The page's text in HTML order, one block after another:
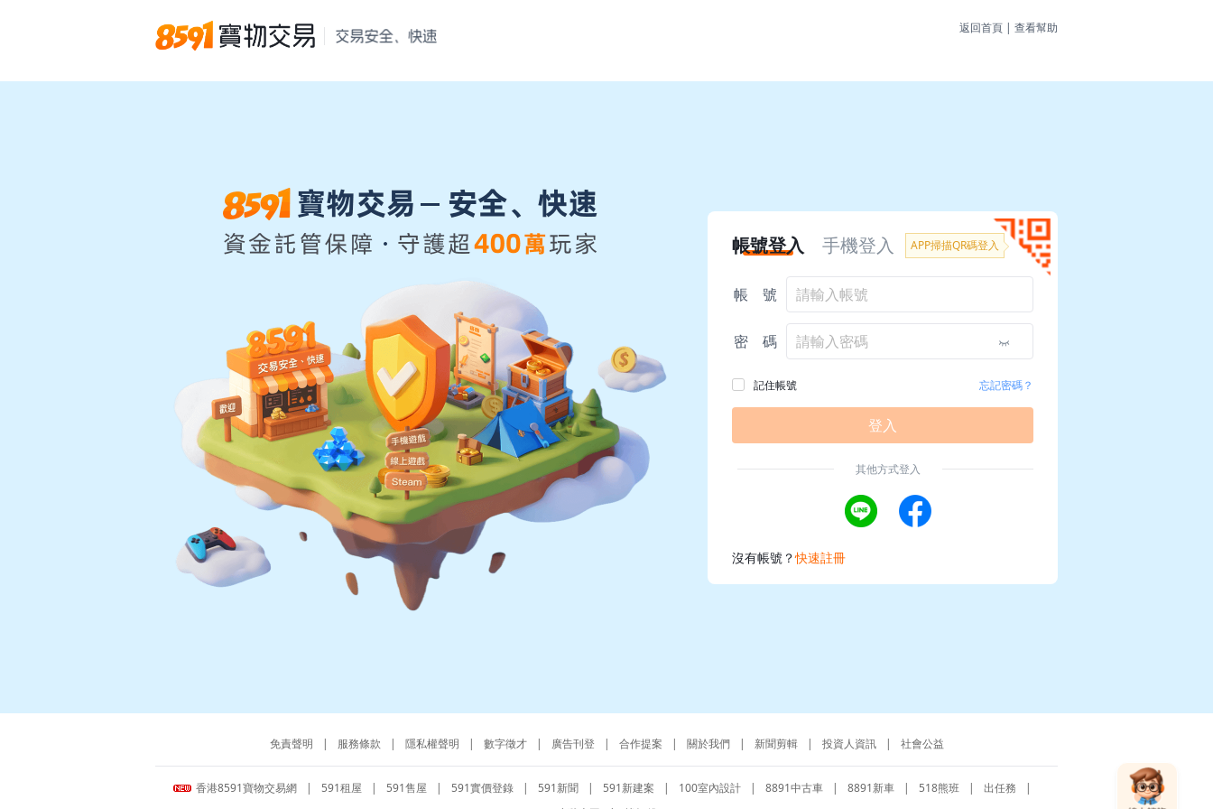
返回首頁 | 查看幫助
帳號登入 手機登入 APP掃描QR碼登入
帳 號
密 碼
記住帳號 忘記密碼？
登入
其他方式登入
沒有帳號？快速註冊
免責聲明 | 服務條款 | 隱私權聲明 | 數字徵才 | 廣告刊登 | 合作提案 | 關於我們 | 新聞剪輯 | 投資人資訊 | 社會公益
香港8591寶物交易網 | 591租屋 | 591售屋 | 591實價登錄 | 591新聞 | 591新建案 | 100室內設計 | 8891中古車 | 8891新車 | 518熊班 | 出任務
|